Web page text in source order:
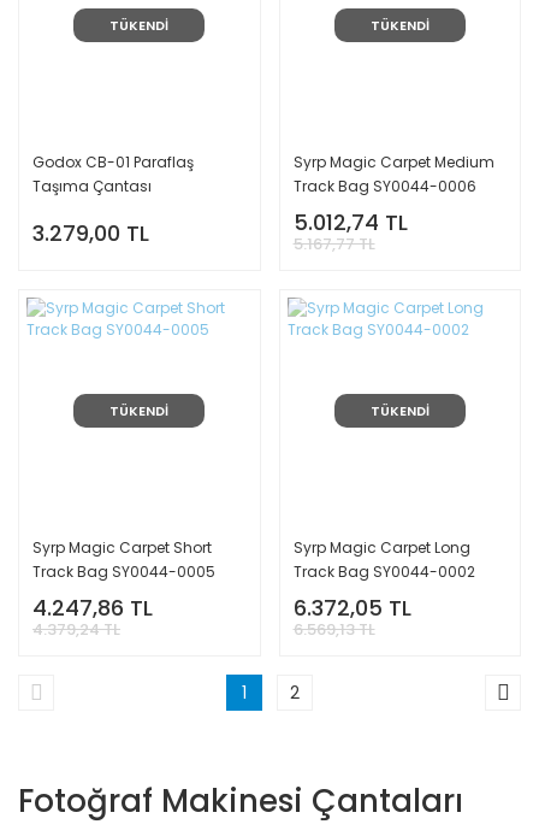
TÜKENDİ
Godox CB-01 Paraflaş
Taşıma Çantası
3.279,00 TL
TÜKENDİ
Syrp Magic Carpet Medium
Track Bag SY0044-0006
5.012,74 TL
5.167,77 TL
TÜKENDİ
Syrp Magic Carpet Short
Track Bag SY0044-0005
4.247,86 TL
4.379,24 TL
TÜKENDİ
Syrp Magic Carpet Long
Track Bag SY0044-0002
6.372,05 TL
6.569,13 TL
1 2
Fotoğraf Makinesi Çantaları